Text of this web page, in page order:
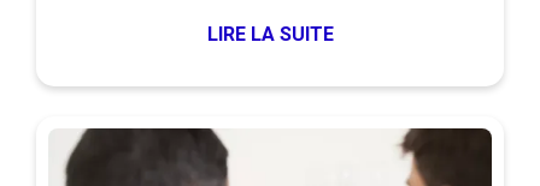
LIRE LA SUITE